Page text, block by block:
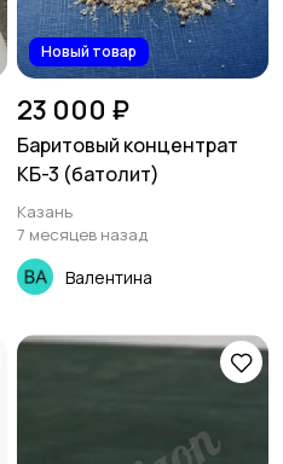
Новый товар
23 000 ₽
Баритовый концентрат
КБ-3 (батолит)
Казань
7 месяцев назад
Валентина